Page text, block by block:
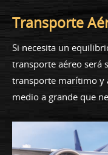
Transporte
Si necesita un
transporte aéreo será
transporte marítimo y
medio a grande que